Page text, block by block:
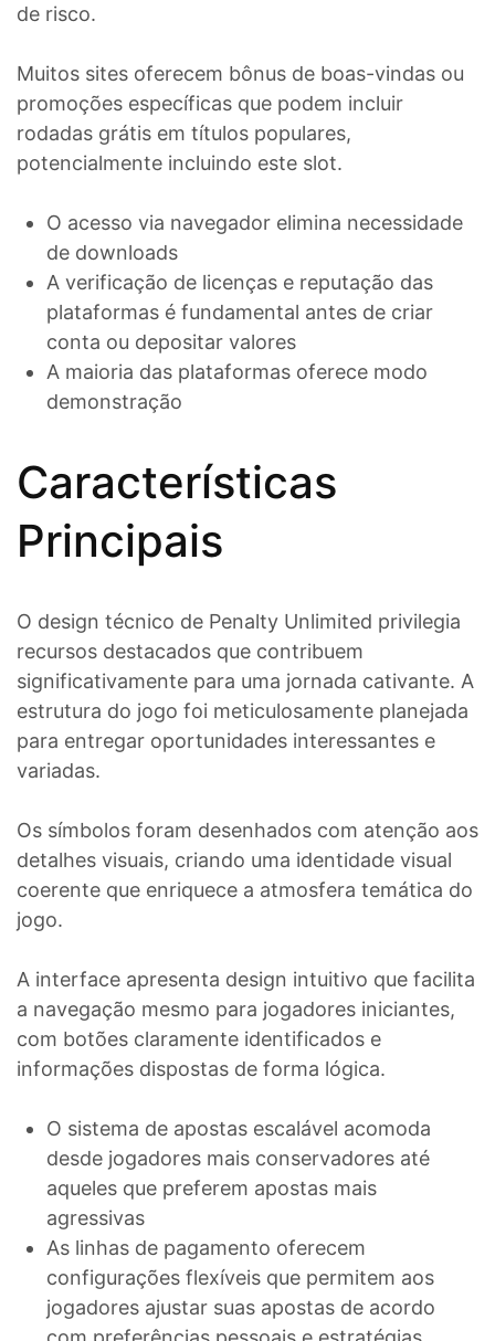
de risco.
Muitos sites oferecem bônus de boas-vindas ou
promoções específicas que podem incluir
rodadas grátis em títulos populares,
potencialmente incluindo este slot.
O acesso via navegador elimina necessidade
de downloads
A verificação de licenças e reputação das
plataformas é fundamental antes de criar
conta ou depositar valores
A maioria das plataformas oferece modo
demonstração
Características
Principais
O design técnico de Penalty Unlimited privilegia
recursos destacados que contribuem
significativamente para uma jornada cativante. A
estrutura do jogo foi meticulosamente planejada
para entregar oportunidades interessantes e
variadas.
Os símbolos foram desenhados com atenção aos
detalhes visuais, criando uma identidade visual
coerente que enriquece a atmosfera temática do
jogo.
A interface apresenta design intuitivo que facilita
a navegação mesmo para jogadores iniciantes,
com botões claramente identificados e
informações dispostas de forma lógica.
O sistema de apostas escalável acomoda
desde jogadores mais conservadores até
aqueles que preferem apostas mais
agressivas
As linhas de pagamento oferecem
configurações flexíveis que permitem aos
jogadores ajustar suas apostas de acordo